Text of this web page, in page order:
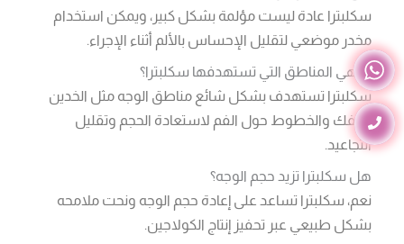
سكلبترا عادة ليست مؤلمة بشكل كبير، ويمكن استخدام
مخدر موضعي لتقليل الإحساس بالألم أثناء الإجراء.
ما هي المناطق التي تستهدفها سكلبترا؟
سكلبترا تستهدف بشكل شائع مناطق الوجه مثل الخدين
والفك والخطوط حول الفم لاستعادة الحجم وتقليل
التجاعيد.
هل سكلبترا تزيد حجم الوجه؟
نعم، سكلبترا تساعد على إعادة حجم الوجه ونحت ملامحه
بشكل طبيعي عبر تحفيز إنتاج الكولاجين.